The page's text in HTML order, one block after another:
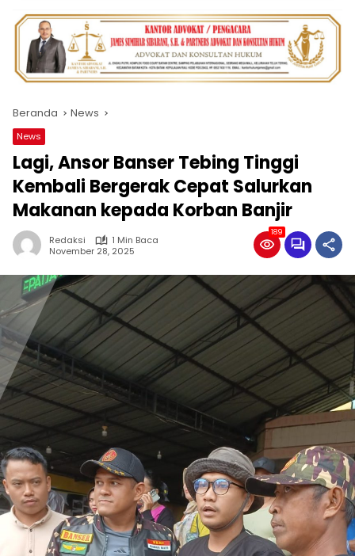
Beranda News
News
Lagi, Ansor Banser Tebing Tinggi
Kembali Bergerak Cepat Salurkan
Makanan kepada Korban Banjir
Redaksi
1 Min Baca
November 28, 2025
189